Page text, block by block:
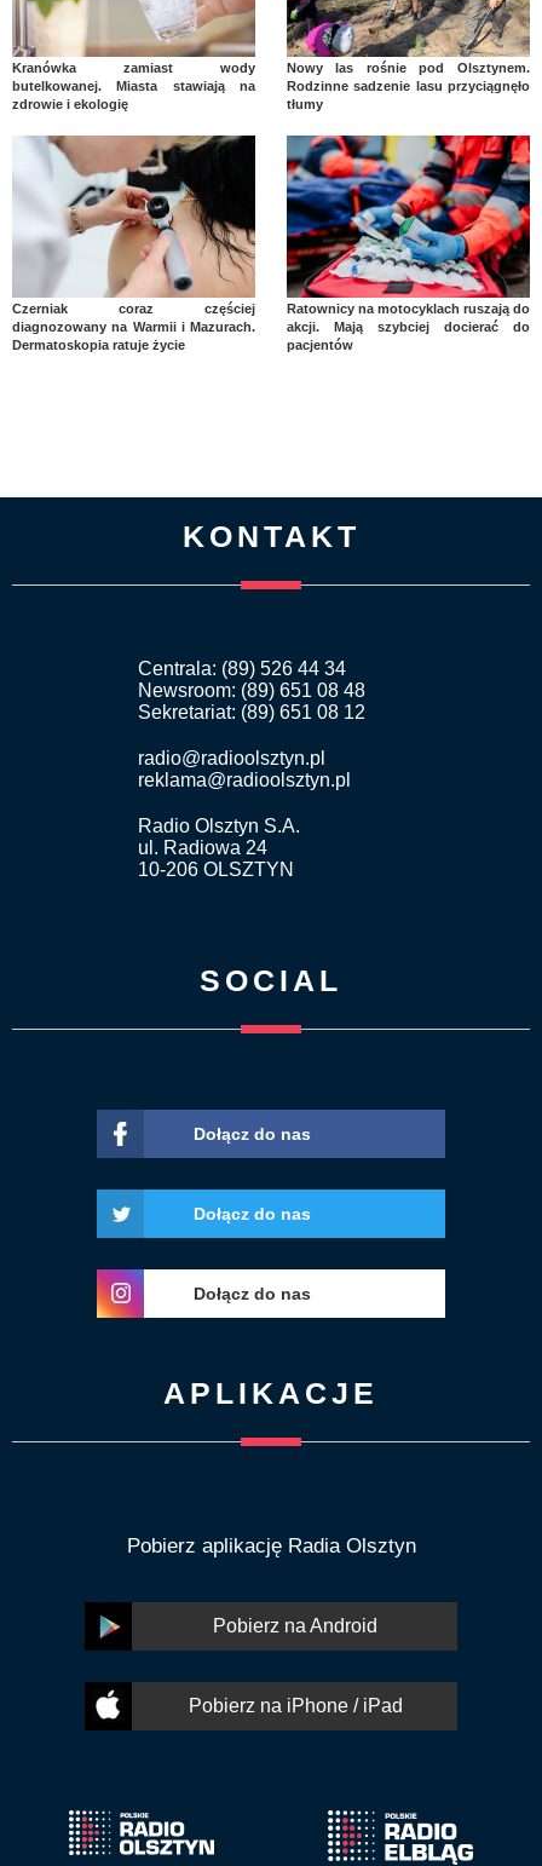
Kranówka zamiast wody
butelkowanej. Miasta stawiają na
zdrowie i ekologię
Nowy las rośnie pod Olsztynem.
Rodzinne sadzenie lasu przyciągnęło
tłumy
Czerniak coraz częściej
diagnozowany na Warmii i Mazurach.
Dermatoskopia ratuje życie
Ratownicy na motocyklach ruszają do
akcji. Mają szybciej docierać do
pacjentów
KONTAKT
Centrala: (89) 526 44 34
Newsroom: (89) 651 08 48
Sekretariat: (89) 651 08 12
radio@radioolsztyn.pl
reklama@radioolsztyn.pl
Radio Olsztyn S.A.
ul. Radiowa 24
10-206 OLSZTYN
SOCIAL
Dołącz do nas
Dołącz do nas
Dołącz do nas
APLIKACJE
Pobierz aplikację Radia Olsztyn
Pobierz na Android
Pobierz na iPhone / iPad